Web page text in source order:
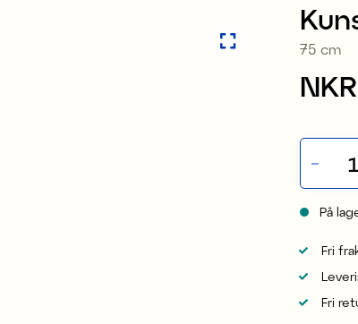
75 cm
Pris
På
Fri
Fri